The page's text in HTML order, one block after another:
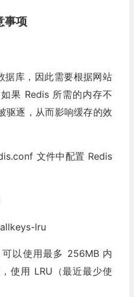
事项
据库，因此需要根据网站
果 Redis 所需的内存不
驱逐，从而影响缓存的效
文件中配置 Redis
lru
以使用最多 256MB 内
使用 LRU（最近最少使